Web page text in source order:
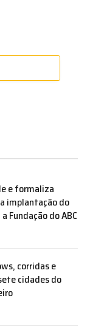
e formaliza
implantação do
Fundação do ABC
corridas e
cidades do